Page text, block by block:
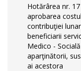
Hotărârea nr.
aprobarea
contribuţiei
beneficiarii
Medico -
aparţinătorii,
ai acestora